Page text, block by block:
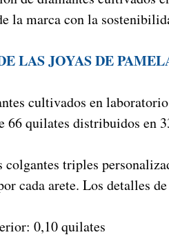
la marca con la
LAS JOYAS DE
cultivados en
66 quilates distribuidos en
triples
cada arete. Los detalles
0,10 quilates